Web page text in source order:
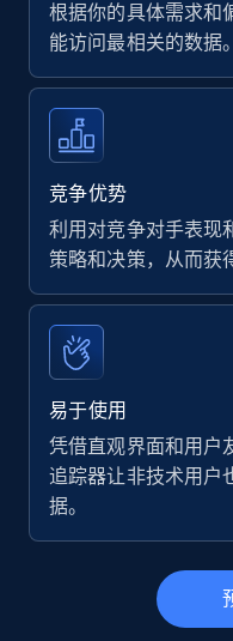
根据你的具体需求和
能访问最相关的数据。
竞争优势
利用对竞争对手表现
策略和决策，从而获
易于使用
凭借直观界面和用户
追踪器让非技术用户
据。